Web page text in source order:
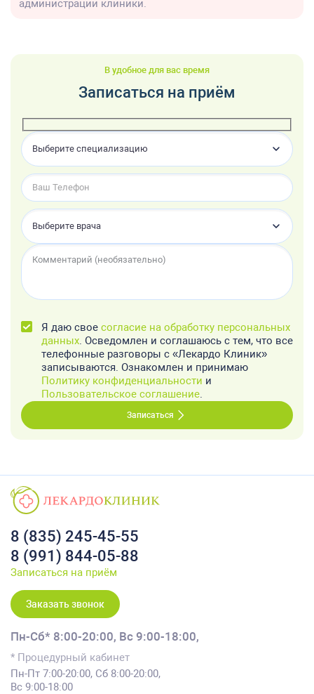
администрации клиники.
В удобное для вас время
Записаться на приём
Выберите специализацию
Выберите врача
Я даю свое согласие на обработку персональных
данных. Осведомлен и соглашаюсь с тем, что все
телефонные разговоры с «Лекардо Клиник»
записываются. Ознакомлен и принимаю
Политику конфиденциальности и
Пользовательское соглашение.
Записаться
8 (835) 245-45-55
8 (991) 844-05-88
Записаться на приём
Заказать звонок
Пн-Сб* 8:00-20:00, Вс 9:00-18:00,
* Процедурный кабинет
Пн-Пт 7:00-20:00, Сб 8:00-20:00,
Вс 9:00-18:00